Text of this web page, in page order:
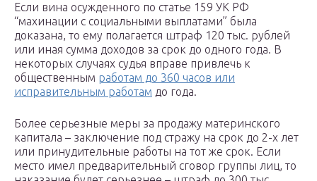
Если вина осужденного по статье 159 УК РФ
“махинации с социальными выплатами” была
доказана, то ему полагается штраф 120 тыс. рублей
или иная сумма доходов за срок до одного года. В
некоторых случаях судья вправе привлечь к
общественным работам до 360 часов или
исправительным работам до года.
Более серьезные меры за продажу материнского
капитала – заключение под стражу на срок до 2-х лет
или принудительные работы на тот же срок. Если
место имел предварительный сговор группы лиц, то